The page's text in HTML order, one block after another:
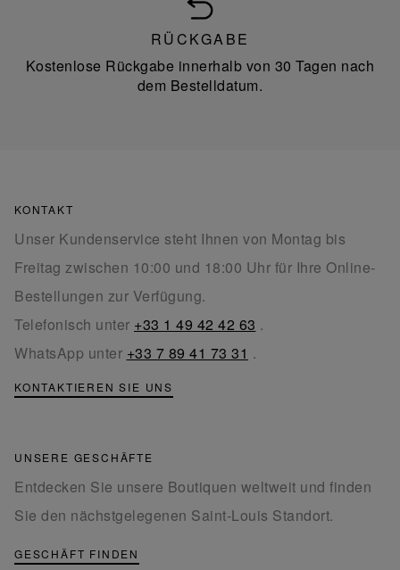
RÜCKGABE
Kostenlose Rückgabe innerhalb von 30 Tagen nach
dem Bestelldatum.
KONTAKT
Unser Kundenservice steht Ihnen von Montag bis
Freitag zwischen 10:00 und 18:00 Uhr für Ihre Online-
Bestellungen zur Verfügung.
Telefonisch unter +33 1 49 42 42 63 .
WhatsApp unter +33 7 89 41 73 31 .
KONTAKTIEREN SIE UNS
UNSERE GESCHÄFTE
Entdecken Sie unsere Boutiquen weltweit und finden
Sie den nächstgelegenen Saint-Louis Standort.
GESCHÄFT FINDEN